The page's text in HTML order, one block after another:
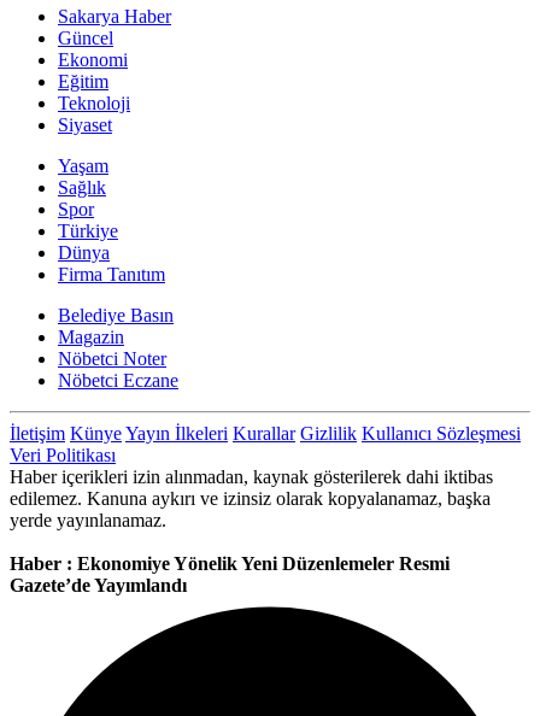
Sakarya Haber
Güncel
Ekonomi
Eğitim
Teknoloji
Siyaset
Yaşam
Sağlık
Spor
Türkiye
Dünya
Firma Tanıtım
Belediye Basın
Magazin
Nöbetci Noter
Nöbetci Eczane
İletişim KünyeYayın İlkeleri Kurallar Gizlilik Kullanıcı Sözleşmesi
Veri Politikası
Haber içerikleri izin alınmadan, kaynak gösterilerek dahi iktibas
edilemez. Kanuna aykırı ve izinsiz olarak kopyalanamaz, başka
yerde yayınlanamaz.
Haber : Ekonomiye Yönelik Yeni Düzenlemeler Resmi
Gazete’de Yayımlandı